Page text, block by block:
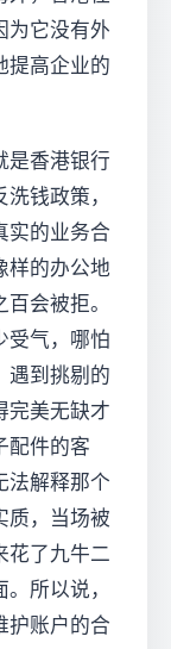
为它没有外
提高企业的
是香港银行
钱政策，
实的业务合
样的办公地
会被拒。
受气，哪怕
遇到挑剔的
完美无缺才
配件的客
法解释那个
质，当场被
花了九牛二
所以说，
护账户的合